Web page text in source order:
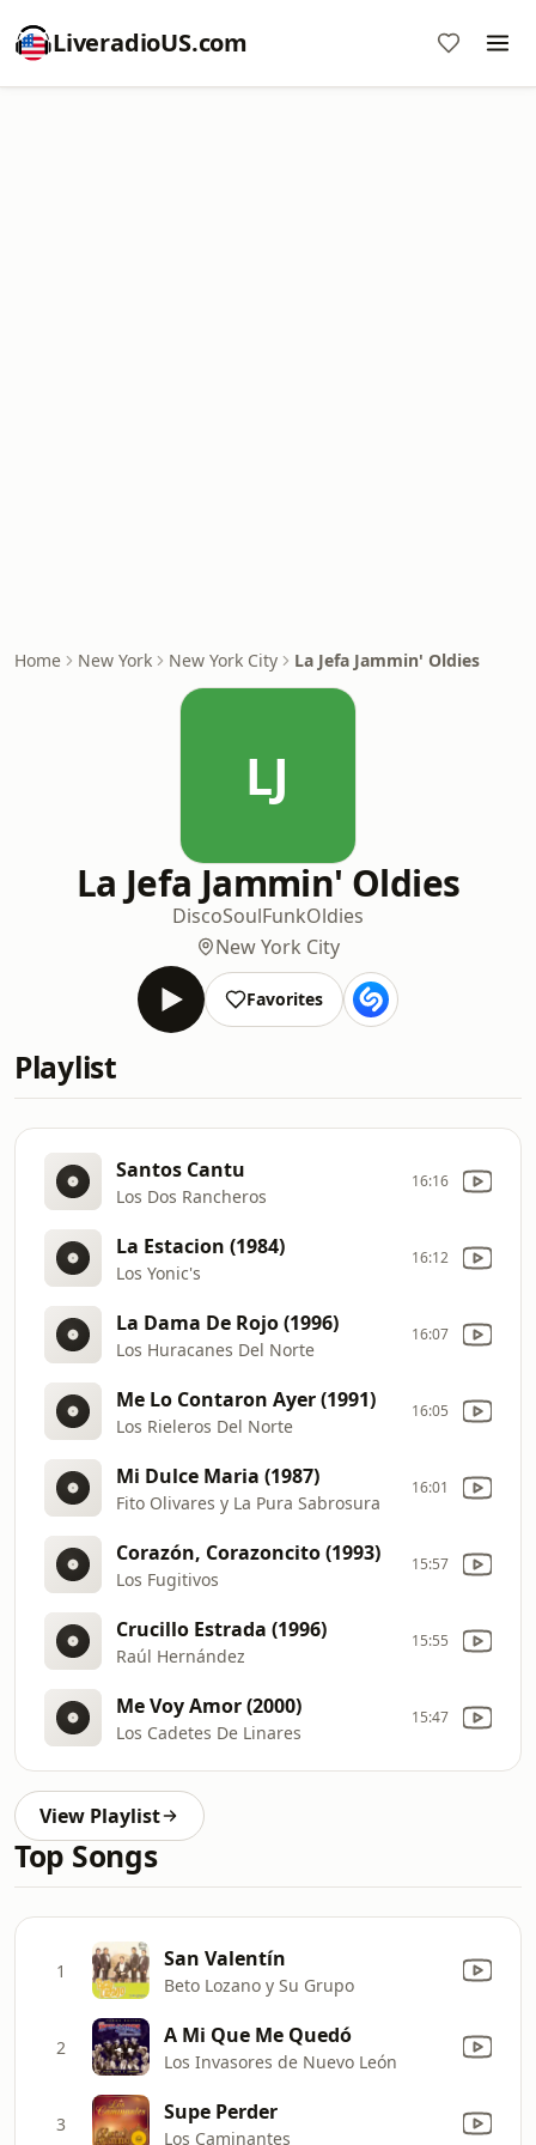
LiveradioUS.com
Home New York New York City La Jefa Jammin' Oldies
LJ
La Jefa Jammin' Oldies
DiscoSoulFunkOldies
New York City
Favorites
Playlist
Santos Cantu
Los Dos Rancheros
16:16
La Estacion (1984)
Los Yonic's
16:12
La Dama De Rojo (1996)
Los Huracanes Del Norte
16:07
Me Lo Contaron Ayer (1991)
Los Rieleros Del Norte
16:05
Mi Dulce Maria (1987)
Fito Olivares y La Pura Sabrosura
16:01
Corazón, Corazoncito (1993)
Los Fugitivos
15:57
Crucillo Estrada (1996)
Raúl Hernández
15:55
Me Voy Amor (2000)
Los Cadetes De Linares
15:47
View Playlist
Top Songs
1 San Valentín
Beto Lozano y Su Grupo
2 A Mi Que Me Quedó
Los Invasores de Nuevo León
3 Supe Perder
Los Caminantes